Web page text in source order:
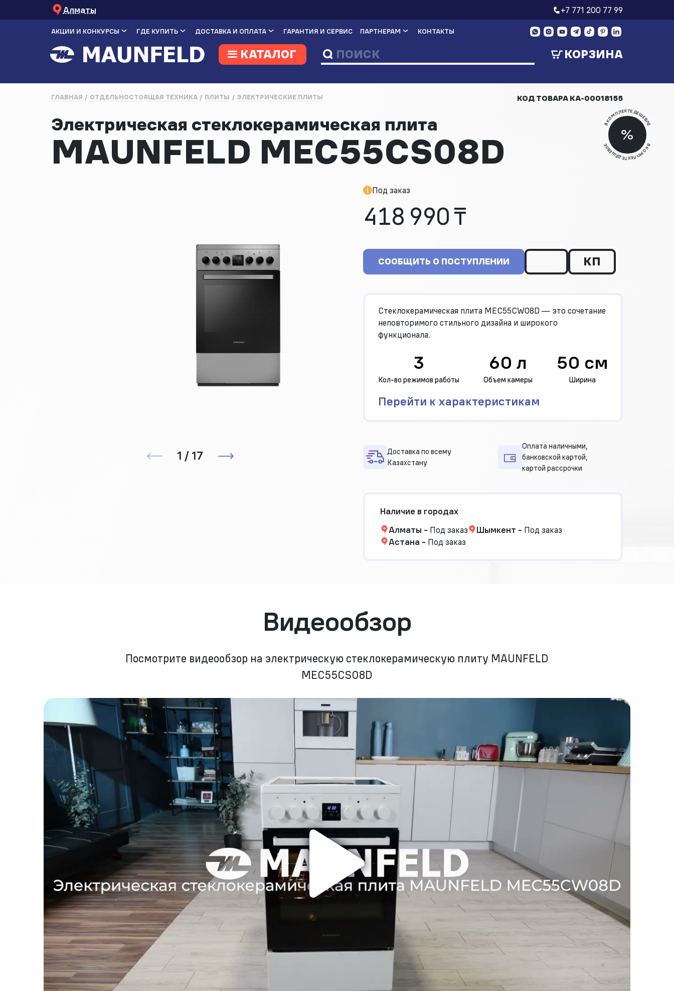
Алматы +7 771 200 77 99
АКЦИИ И КОНКУРСЫ ГДЕ КУПИТЬ ДОСТАВКА И ОПЛАТА ГАРАНТИЯ И СЕРВИС ПАРТНЕРАМ КОНТАКТЫ
КАТАЛОГ КОРЗИНА
%
В КОМПЛЕКТЕ ДЕШЕВЛЕ
В КОМПЛЕКТЕ ДЕШЕВЛЕ
ГЛАВНАЯ ОТДЕЛЬНОСТОЯЩАЯ ТЕХНИКА ПЛИТЫ ЭЛЕКТРИЧЕСКИЕ ПЛИТЫ КОД ТОВАРА КА-00018155
Электрическая стеклокерамическая плита
MAUNFELD MEC55CS08D
1 / 17
Под заказ
418 990 ₸
СООБЩИТЬ О ПОСТУПЛЕНИИ КП
Стеклокерамическая плита MEC55CW08D — это сочетание
неповторимого стильного дизайна и широкого
функционала.
3
Кол-во режимов работы
60 л
Объем камеры
50 см
Ширина
Перейти к характеристикам
Доставка по всему
Казахстану
Оплата наличными,
банковской картой,
картой рассрочки
Наличие в городах
Алматы - Под заказ Шымкент - Под заказ
Астана - Под заказ
Видеообзор
Посмотрите видеообзор на электрическую стеклокерамическую плиту MAUNFELD
MEC55CS08D